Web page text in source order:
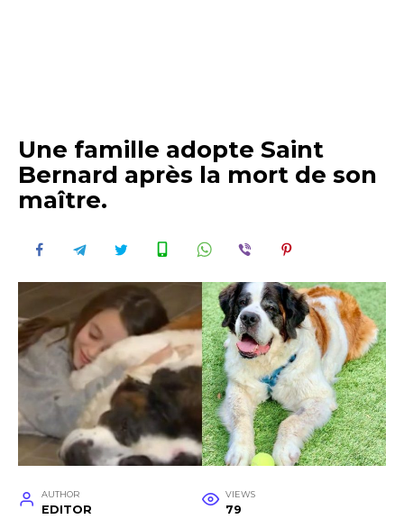
Une famille adopte Saint
Bernard après la mort de son
maître.
AUTHOR
EDITOR
VIEWS
79